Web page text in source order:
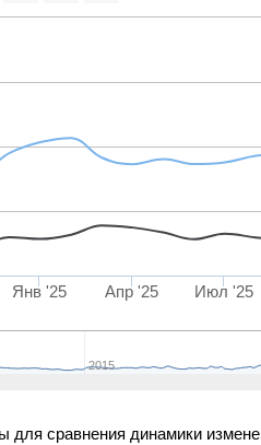
Янв '25 Апр '25 Июл '25
2015
для сравнения динамики